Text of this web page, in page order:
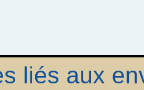
liés aux